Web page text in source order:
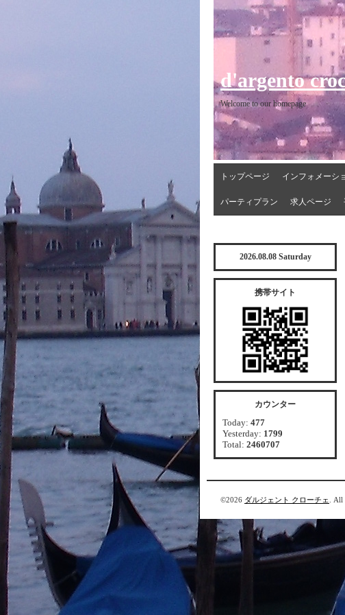
d'argento
Welcome to our homepage
トップページ インフォメーシ
パーティプラン 求人ページ
2026.08.08 Saturday
携帯サイト
カウンター
Today: 477
Yesterday: 1799
Total: 2460707
©2026 ダルジェント クローチェ .